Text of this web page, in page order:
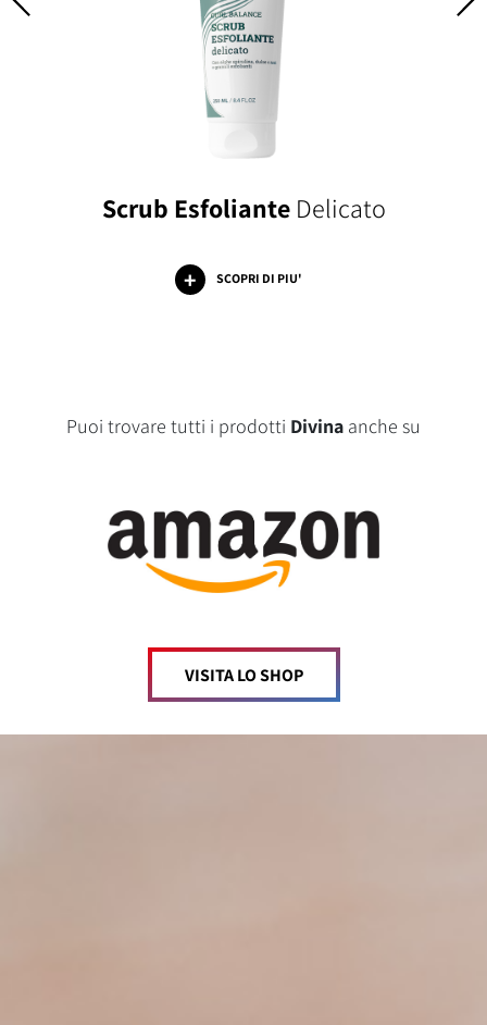
Scrub EsfolianteDelicato
SCOPRI DI PIU'
Puoi trovare tutti i prodotti Divina anche su
VISITA LO SHOP